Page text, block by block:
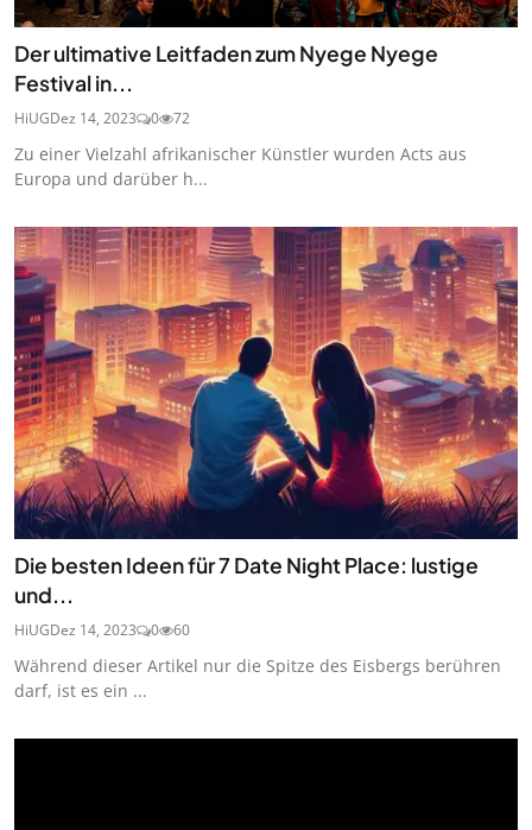
Der ultimative Leitfaden zum Nyege Nyege
Festival in...
HiUGDez 14, 2023 0 72
Zu einer Vielzahl afrikanischer Künstler wurden Acts aus
Europa und darüber h...
Die besten Ideen für 7 Date Night Place: lustige
und...
HiUGDez 14, 2023 0 60
Während dieser Artikel nur die Spitze des Eisbergs berühren
darf, ist es ein ...